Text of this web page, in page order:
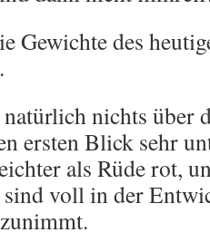
Gewichte des
nichts über
ersten Blick sehr
als Rüde rot,
voll in der